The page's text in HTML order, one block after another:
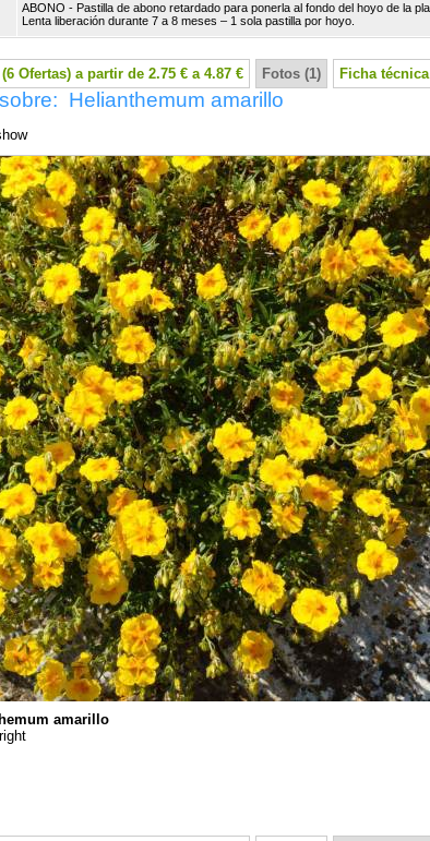
ABONO - Pastilla de abono retardado para ponerla al fondo del hoyo de la
Lenta liberación durante 7 a 8 meses – 1 sola pastilla por hoyo.
Ofertas) a partir de 2.75 € a 4.87 € Fotos (1) Ficha técnica
Helianthemum amarillo
amarillo